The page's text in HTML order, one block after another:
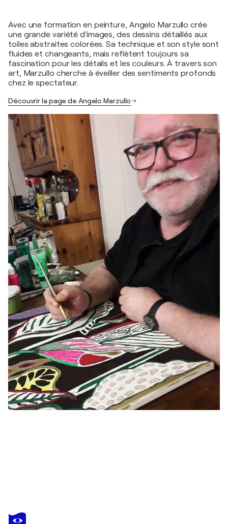
Avec une formation en peinture, Angelo Marzullo crée
une grande variété d'images, des dessins détaillés aux
toiles abstraites colorées. Sa technique et son style sont
fluides et changeants, mais reflètent toujours sa
fascination pour les détails et les couleurs. À travers son
art, Marzullo cherche à éveiller des sentiments profonds
chez le spectateur.
Découvrir la page de Angelo Marzullo
ANGELO MARZULLO